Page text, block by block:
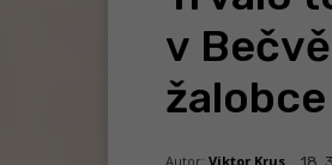
v
žalobce
Autor: Viktor Krus